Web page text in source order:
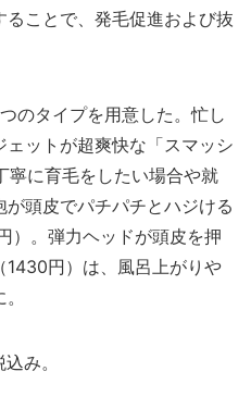
ことで、発毛促進および抜
のタイプを用意した。忙し
ットが超爽快な「スマッシ
寧に育毛をしたい場合や就
頭皮でパチパチとハジける
）。弾力ヘッドが頭皮を押
1430円）は、風呂上がりや
み。